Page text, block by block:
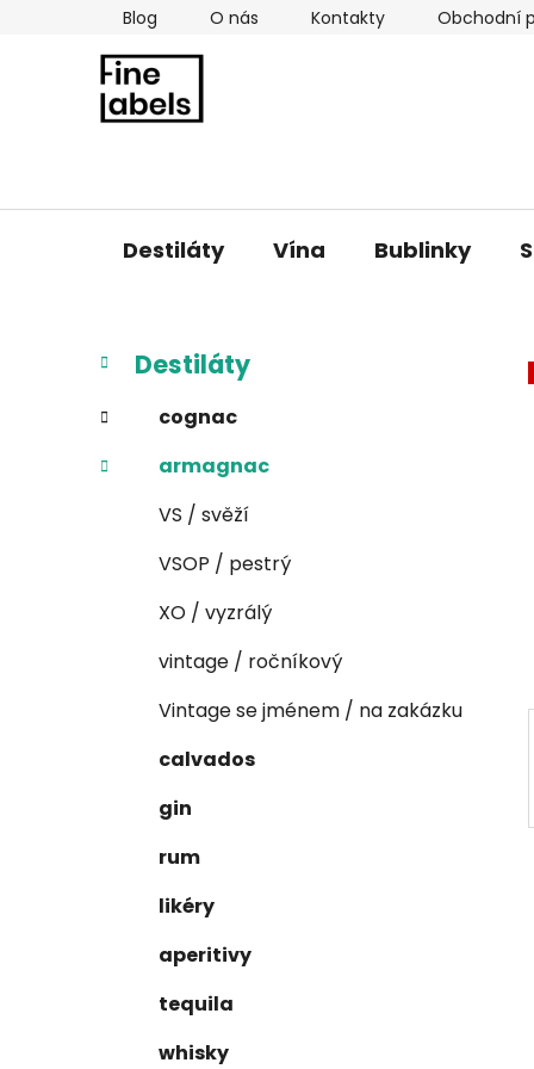
Blog O nás Kontakty Obchodní
Destiláty Vína Bublinky
P
s
r
Přeskočit
kategorie
K
a
e
g
o
Destiláty
cognac
armagnac
VS / svěží
VSOP / pestrý
XO / vyzrálý
vintage / ročníkový
Vintage se jménem / na zakázku
calvados
gin
rum
likéry
aperitivy
tequila
whisky